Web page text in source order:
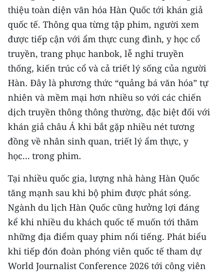
thiệu toàn diện văn hóa Hàn Quốc tới khán giả
quốc tế. Thông qua từng tập phim, người xem
được tiếp cận với ẩm thực cung đình, y học cổ
truyền, trang phục hanbok, lễ nghi truyền
thống, kiến trúc cổ và cả triết lý sống của người
Hàn. Đây là phương thức “quảng bá văn hóa” tự
nhiên và mềm mại hơn nhiều so với các chiến
dịch truyền thông thông thường, đặc biệt đối với
khán giả châu Á khi bắt gặp nhiều nét tương
đồng về nhân sinh quan, triết lý ẩm thực, y
học… trong phim.
Tại nhiều quốc gia, lượng nhà hàng Hàn Quốc
tăng mạnh sau khi bộ phim được phát sóng.
Ngành du lịch Hàn Quốc cũng hưởng lợi đáng
kể khi nhiều du khách quốc tế muốn tới thăm
những địa điểm quay phim nổi tiếng. Phát biểu
khi tiếp đón đoàn phóng viên quốc tế tham dự
World Journalist Conference 2026 tới công viên